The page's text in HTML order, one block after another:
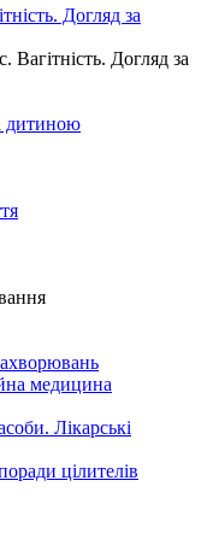
Догляд за
Вагітність. Догляд за
дитиною
медицина
Лікарські
цілителів